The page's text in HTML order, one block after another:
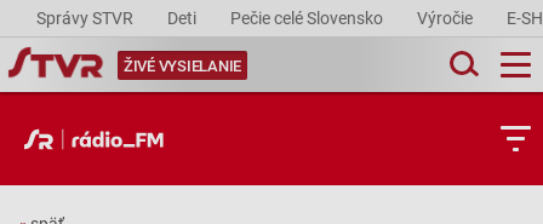
Správy STVR Deti Pečie celé Slovensko Výročie E-
ŽIVÉ VYSIELANIE